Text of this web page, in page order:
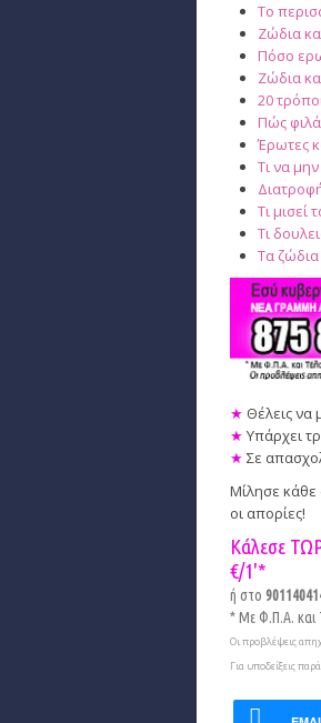
Το
Ζώδια
Πόσο
Ζώδια
20
Πώς
Έρωτες
Τι να
Τι μισεί
Τι
Τα ζώδια
★ Θέλεις να
★ Υπάρχει
★ Σε
Μίλησε κάθε
οι απορίες!
Κάλεσε
€/1'*
ή στο
* Με Φ.Π.Α. και
Οι προβλέψεις
Για υποδείξεις